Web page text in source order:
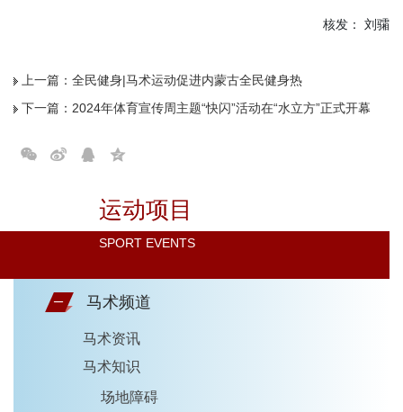
运动项目
SPORT EVENTS
马术频道
马术资讯
马术知识
场地障碍
核发： 刘骦
上一篇： 全民健身|马术运动促进内蒙古全民健身热
下一篇： 2024年体育宣传周主题“快闪”活动在“水立方”正式开幕